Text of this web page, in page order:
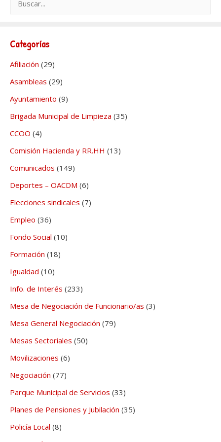
Categorías
Afiliación (29)
Asambleas (29)
Ayuntamiento (9)
Brigada Municipal de Limpieza (35)
CCOO (4)
Comisión Hacienda y RR.HH (13)
Comunicados (149)
Deportes – OACDM (6)
Elecciones sindicales (7)
Empleo (36)
Fondo Social (10)
Formación (18)
Igualdad (10)
Info. de Interés (233)
Mesa de Negociación de Funcionario/as (3)
Mesa General Negociación (79)
Mesas Sectoriales (50)
Movilizaciones (6)
Negociación (77)
Parque Municipal de Servicios (33)
Planes de Pensiones y Jubilación (35)
Policía Local (8)